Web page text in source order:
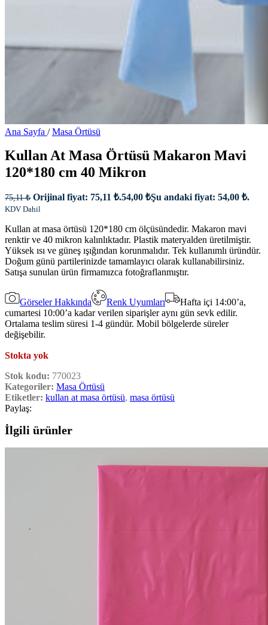
Ana Sayfa / Masa Örtüsü
Kullan At Masa Örtüsü Makaron Mavi
120*180 cm 40 Mikron
75,11₺ Orijinal fiyat: 75,11 ₺.54,00 ₺Şu andaki fiyat: 54,00 ₺.
KDV Dahil
Kullan at masa örtüsü 120*180 cm ölçüsündedir. Makaron mavi
renktir ve 40 mikron kalınlıktadır. Plastik materyalden üretilmiştir.
Yüksek ısı ve güneş ışığından korunmalıdır. Tek kullanımlı üründür.
Doğum günü partilerinizde tamamlayıcı olarak kullanabilirsiniz.
Satışa sunulan ürün firmamızca fotoğraflanmıştır.
Görseler Hakkında Renk Uyumları
Hafta içi 14:00’a,
cumartesi 10:00’a kadar verilen siparişler aynı gün sevk edilir.
Ortalama teslim süresi 1-4 gündür. Mobil bölgelerde süreler
değişebilir.
Stokta yok
Stok kodu: 770023
Kategoriler: Masa Örtüsü
Etiketler: kullan at masa örtüsü, masa örtüsü
Paylaş:
İlgili ürünler